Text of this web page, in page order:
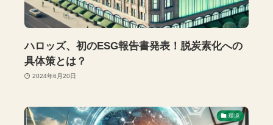
ハロッズ、初のESG報告書発表！脱炭素化への
具体策とは？
2024年6月20日
環境